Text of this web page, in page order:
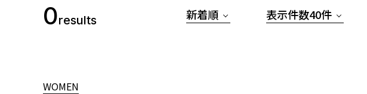
0results
WOMEN
新着順 表示件数40件